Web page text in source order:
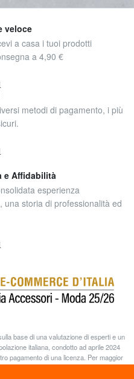
veloce
a casa i tuoi prodotti
a 4,90 €
metodi di pagamento, i più
e Affidabilità
esperienza
una storia di professionalità ed
base di una valutazione di esperti e un
italiana, condotto ad aprile 2024
pagamento di una licenza. Per maggior
www.istituto-qualita.com